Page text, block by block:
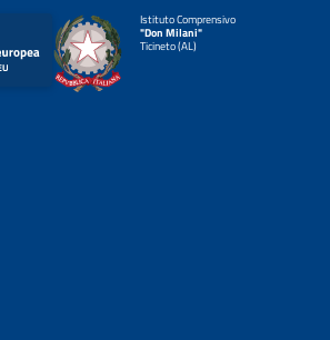
Istituto Comprensivo
"Don Milani"
Ticineto (AL)